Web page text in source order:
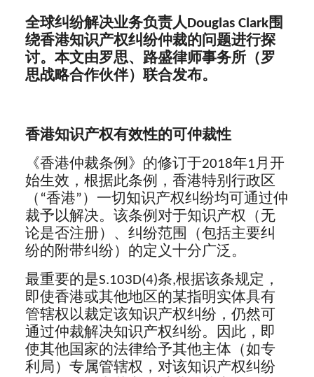
全球纠纷解决业务负责人Douglas Clark围
绕香港知识产权纠纷仲裁的问题进行探
讨。本文由罗思、路盛律师事务所（罗
思战略合作伙伴）联合发布。
香港知识产权有效性的可仲裁性
《香港仲裁条例》的修订于2018年1月开
始生效，根据此条例，香港特别行政区
（“香港”）一切知识产权纠纷均可通过仲
裁予以解决。该条例对于知识产权（无
论是否注册）、纠纷范围（包括主要纠
纷的附带纠纷）的定义十分广泛。
最重要的是S.103D(4)条,根据该条规定，
即使香港或其他地区的某指明实体具有
管辖权以裁定该知识产权纠纷，仍然可
通过仲裁解决知识产权纠纷。因此，即
使其他国家的法律给予其他主体（如专
利局）专属管辖权，对该知识产权纠纷